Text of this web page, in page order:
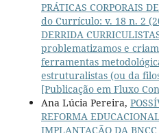
PRÁTICAS CORPORAIS
do Currículo: v. 18 n. 2
DERRIDA
problematizamos e
ferramentas
estruturalistas (ou da
[Publicação em Fluxo
Ana Lúcia Pereira,
REFORMA
IMPLANTAÇÃO DA